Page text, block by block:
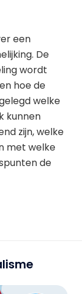
een
De
wordt
hoe de
welke
kunnen
zijn, welke
met welke
de